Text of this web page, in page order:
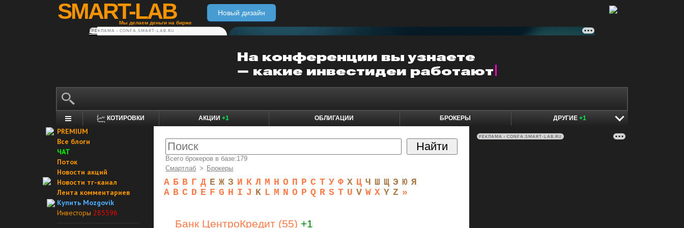
SMART-LAB
Мы делаем деньги на бирже
Новый дизайн
РЕКЛАМА • CONFA.SMART-LAB.RU
КОТИРОВКИ АКЦИИ +1 ОБЛИГАЦИИ БРОКЕРЫ ДРУГИЕ +1
PREMIUM
Все блоги
ЧАТ
Поток
Новости акций
Новости тг-канал
Лента комментариев
Купить Mozgovik
Инвесторы 285596
Всего брокеров в базе:179
Смартлаб > Брокеры
А Б В Г Д Е Ж З И К Л М Н О П Р С Т У Ф Х Ц Ч Ш Щ Э Ю Я
A B C D E F G H I J K L M N O P Q R S T U V W X Y Z »
Банк ЦентроКредит (55) +1
РЕКЛАМА • CONFA.SMART-LAB.RU